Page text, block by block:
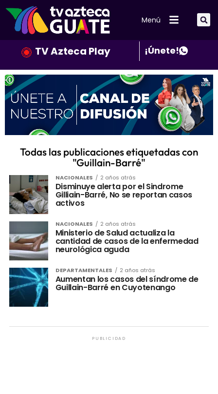
Menú
TV Azteca Play ¡Únete!
Todas las publicaciones etiquetadas con
"Guillain-Barré"
NACIONALES 2 años atrás
Disminuye alerta por el Sindrome
Gilliain-Barré, No se reportan casos
activos
NACIONALES 2 años atrás
Ministerio de Salud actualiza la
cantidad de casos de la enfermedad
neurológica aguda
DEPARTAMENTALES 2 años atrás
Aumentan los casos del síndrome de
Guillain-Barré en Cuyotenango
PUBLICIDAD